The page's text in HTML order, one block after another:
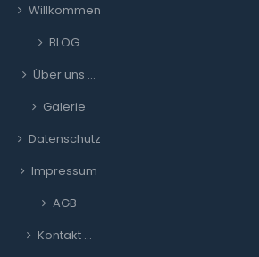
Willkommen
BLOG
Über uns …
Galerie
Datenschutz
Impressum
AGB
Kontakt …